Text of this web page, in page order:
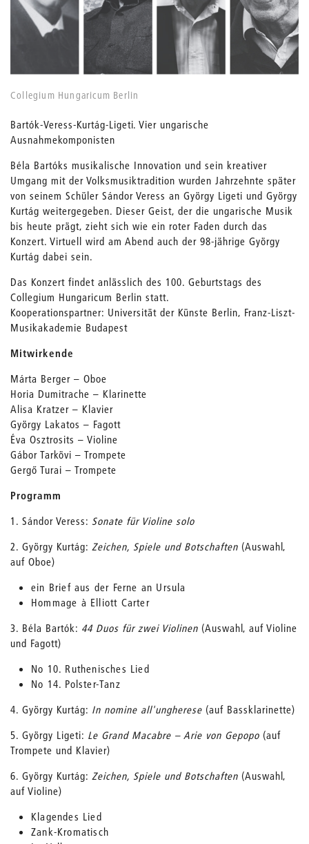
Collegium Hungaricum Berlin
Bartók-Veress-Kurtág-Ligeti. Vier ungarische
Ausnahmekomponisten
Béla Bartóks musikalische Innovation und sein kreativer
Umgang mit der Volksmusiktradition wurden Jahrzehnte später
von seinem Schüler Sándor Veress an György Ligeti und György
Kurtág weitergegeben. Dieser Geist, der die ungarische Musik
bis heute prägt, zieht sich wie ein roter Faden durch das
Konzert. Virtuell wird am Abend auch der 98-jährige György
Kurtág dabei sein.
Das Konzert findet anlässlich des 100. Geburtstags des
Collegium Hungaricum Berlin statt.
Kooperationspartner: Universität der Künste Berlin, Franz-Liszt-
Musikakademie Budapest
Mitwirkende
Márta Berger – Oboe
Horia Dumitrache – Klarinette
Alisa Kratzer – Klavier
György Lakatos – Fagott
Éva Osztrosits – Violine
Gábor Tarkövi – Trompete
Gergő Turai – Trompete
Programm
1. Sándor Veress: Sonate für Violine solo
2. György Kurtág: Zeichen, Spiele und Botschaften (Auswahl,
auf Oboe)
ein Brief aus der Ferne an Ursula
Hommage à Elliott Carter
3. Béla Bartók: 44 Duos für zwei Violinen (Auswahl, auf Violine
und Fagott)
No 10. Ruthenisches Lied
No 14. Polster-Tanz
4. György Kurtág: In nomine all'ungherese (auf Bassklarinette)
5. György Ligeti: Le Grand Macabre – Arie von Gepopo (auf
Trompete und Klavier)
6. György Kurtág: Zeichen, Spiele und Botschaften (Auswahl,
auf Violine)
Klagendes Lied
Zank-Kromatisch